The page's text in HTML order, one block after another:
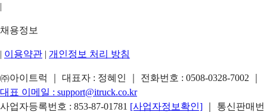
|
채용정보
| 이용약관 | 개인정보 처리 방침
㈜아이트럭 ｜ 대표자 : 정혜인 ｜ 전화번호 : 0508-0328-7002
대표 이메일 : support@itruck.co.kr
사업자등록번호 : 853-87-01781 [사업자정보확인]
｜ 통신판매번